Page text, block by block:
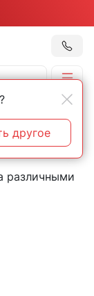
в
различными
другое